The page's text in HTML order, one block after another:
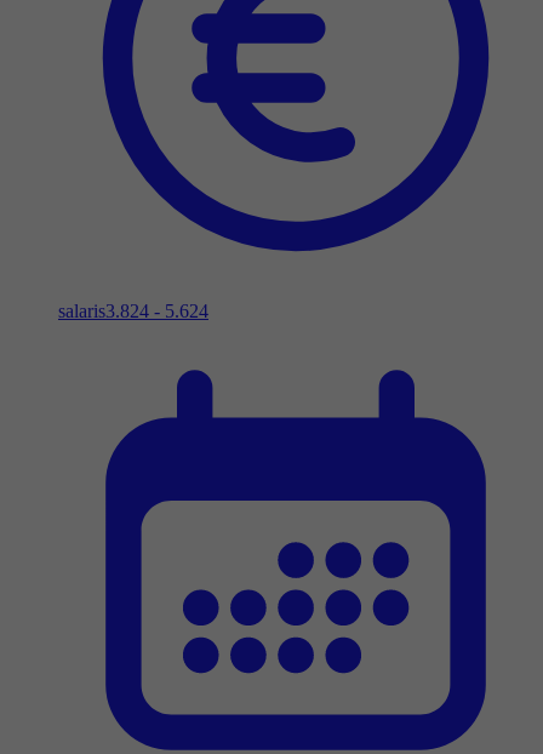
salaris3.824 - 5.624